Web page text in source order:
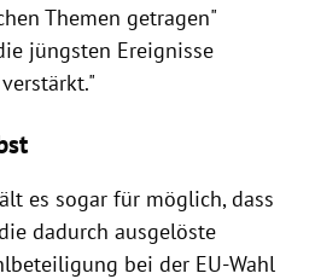
Themen getragen"
jüngsten Ereignisse
es sogar für möglich, dass
dadurch ausgelöste
bei der EU-Wahl